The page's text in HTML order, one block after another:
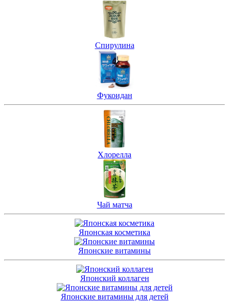
Спирулина
Фукоидан
Хлорелла
Чай матча
Японская косметика
Японские витамины
Японский коллаген
Японские витамины для детей